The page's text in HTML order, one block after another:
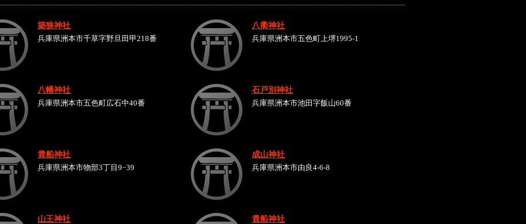
築狭神社
兵庫県洲本市千草字野旦田甲218番
八衢神社
兵庫県洲本市五色町上堺1995-1
八幡神社
兵庫県洲本市五色町広石中40番
石戸別神社
兵庫県洲本市池田字飯山60番
貴船神社
兵庫県洲本市物部3丁目9−39
成山神社
兵庫県洲本市由良4-6-8
山王神社 貴船神社